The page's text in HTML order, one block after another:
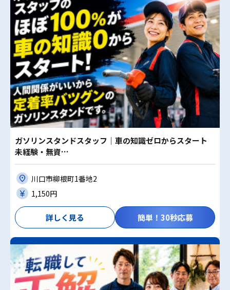
ガソリンスタンドスタッフ｜車の知識ゼロからスタート
未経験・無資…
川口市柳根町1番地2
1,150円
詳しく見る 簡単！30秒応募